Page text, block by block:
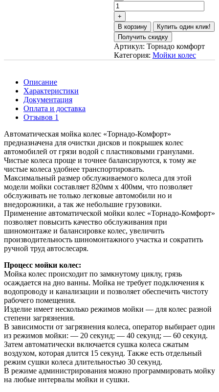
В корзину
Купить один клик!
Получить скидку
Артикул: Торнадо комфорт
Категория: Мойки колес
Описание
Характеристики
Документация
Оплата и доставка
Отзывов 1
Автоматическая мойка колес «Торнадо-Комфорт»
предназначена для очистки дисков и покрышек колес
автомобилей от грязи водой с пластиковыми гранулами.
Чистые колеса проще и точнее балансируются, к тому же
чистые колеса удобнее транспортировать.
Максимальный размер обслуживаемого колеса для этой
модели мойки составляет 820мм х 400мм, что позволяет
обслуживать не только легковые автомобили но и
внедорожники, а так же небольшие грузовики.
Применение автоматической мойки колес «Торнадо-Комфорт»
позволяет повысить качество обслуживания при
шиномонтаже и балансировке колес, увеличить
производительность шиномонтажного участка и сократить
ручной труд автослесаря.
Процесс мойки колес:
Мойка колес происходит по замкнутому циклу, грязь
осаждается на дно ванны. Мойка не требует подключения к
водопроводу и канализации и позволяет обеспечить чистоту
рабочего помещения.
Изделие имеет несколько режимов мойки — для колес разной
степени загрязнения.
В зависимости от загрязнения колеса, оператор выбирает один
из режимов мойки: — 20 секунд; — 40 секунд; — 60 секунд.
Затем автоматически включается сушка колеса сжатым
воздухом, которая длится 15 секунд. Также есть отдельный
режим сушки колеса длительностью 30 секунд.
В режиме администрирования можно программировать мойку
на любые интервалы мойки и сушки.